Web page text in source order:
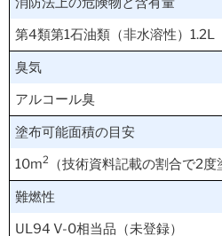
第4類第1石油類（非水溶性）1.2L
臭気
アルコール臭
塗布可能面積の目安
10m2 （技術資料記載の割合で2度
難燃性
UL94 V-0相当品（未登録）